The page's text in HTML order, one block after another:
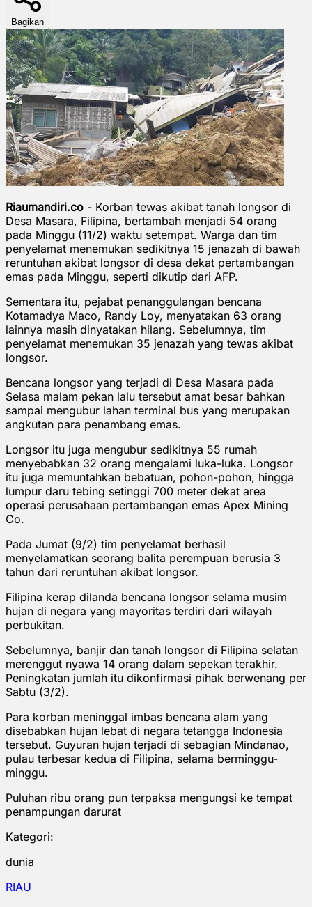
Bagikan
Riaumandiri.co - Korban tewas akibat tanah longsor di
Desa Masara, Filipina, bertambah menjadi 54 orang
pada Minggu (11/2) waktu setempat. Warga dan tim
penyelamat menemukan sedikitnya 15 jenazah di bawah
reruntuhan akibat longsor di desa dekat pertambangan
emas pada Minggu, seperti dikutip dari AFP.
Sementara itu, pejabat penanggulangan bencana
Kotamadya Maco, Randy Loy, menyatakan 63 orang
lainnya masih dinyatakan hilang. Sebelumnya, tim
penyelamat menemukan 35 jenazah yang tewas akibat
longsor.
Bencana longsor yang terjadi di Desa Masara pada
Selasa malam pekan lalu tersebut amat besar bahkan
sampai mengubur lahan terminal bus yang merupakan
angkutan para penambang emas.
Longsor itu juga mengubur sedikitnya 55 rumah
menyebabkan 32 orang mengalami luka-luka. Longsor
itu juga memuntahkan bebatuan, pohon-pohon, hingga
lumpur daru tebing setinggi 700 meter dekat area
operasi perusahaan pertambangan emas Apex Mining
Co.
Pada Jumat (9/2) tim penyelamat berhasil
menyelamatkan seorang balita perempuan berusia 3
tahun dari reruntuhan akibat longsor.
Filipina kerap dilanda bencana longsor selama musim
hujan di negara yang mayoritas terdiri dari wilayah
perbukitan.
Sebelumnya, banjir dan tanah longsor di Filipina selatan
merenggut nyawa 14 orang dalam sepekan terakhir.
Peningkatan jumlah itu dikonfirmasi pihak berwenang per
Sabtu (3/2).
Para korban meninggal imbas bencana alam yang
disebabkan hujan lebat di negara tetangga Indonesia
tersebut. Guyuran hujan terjadi di sebagian Mindanao,
pulau terbesar kedua di Filipina, selama berminggu-
minggu.
Puluhan ribu orang pun terpaksa mengungsi ke tempat
penampungan darurat
Kategori:
dunia
RIAU